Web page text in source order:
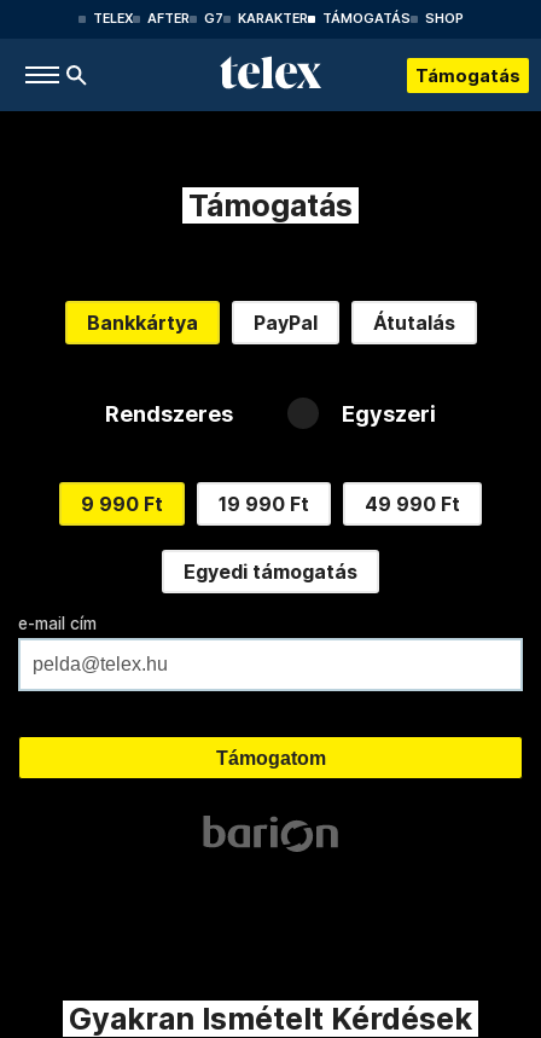
TELEX AFTER G7 KARAKTER TÁMOGATÁS SHOP
Támogatás
Támogatás
Bankkártya PayPal Átutalás
Rendszeres Egyszeri
9 990 Ft 19 990 Ft 49 990 Ft
Egyedi támogatás
e-mail cím
Gyakran Ismételt Kérdések